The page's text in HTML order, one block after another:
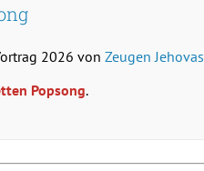
2026 von Zeugen Jehovas
Popsong.